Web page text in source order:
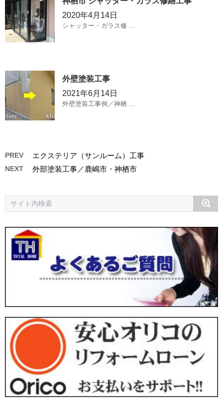
2020年4月14日
シャッター・ガラス修 …
外壁塗装工事
2021年6月14日
外壁塗装工事例／神栖 …
PREV エクステリア（サンルーム）工事
NEXT 外部塗装工事／鹿嶋市・神栖市